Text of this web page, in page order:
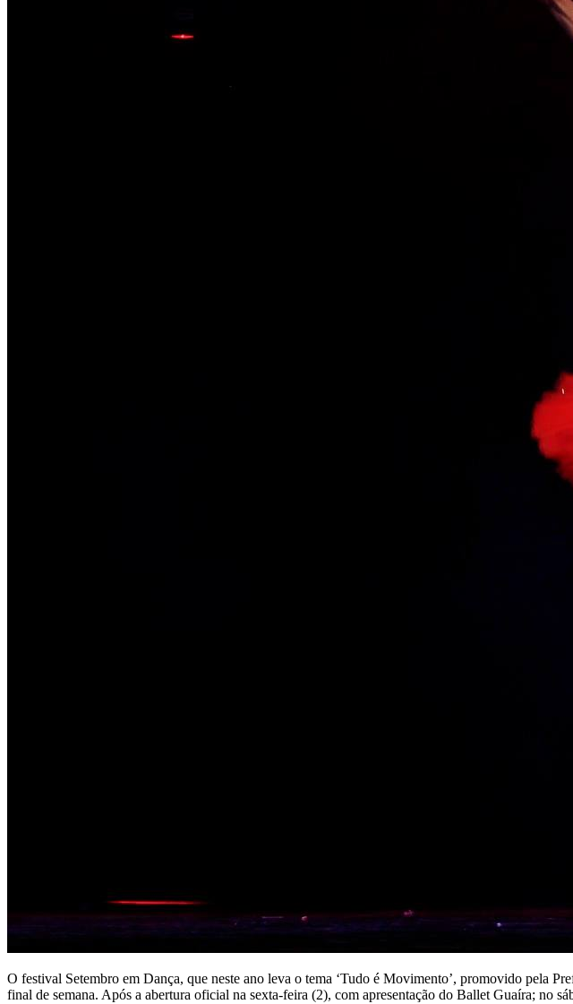
O festival Setembro em Dança, que neste ano leva o tema ‘Tudo é Movimento’, promovido pela
final de semana. Após a abertura oficial na sexta-feira (2), com apresentação do Ballet Guaíra; no